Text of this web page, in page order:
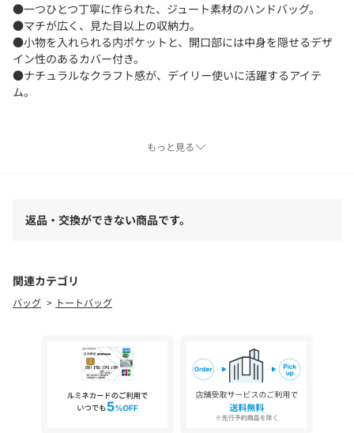
●一つひとつ丁寧に作られた、ジュート素材のハンドバッグ。
●マチが広く、見た目以上の収納力。
●小物を入れられる内ポケットと、開口部には中身を隠せるデザ
イン性のあるカバー付き。
●ナチュラルなクラフト感が、デイリー使いに活躍するアイテ
ム。
バングラデシュで黄金の糸と呼ばれる黄麻という植物繊維から作
作り手の思いも一緒に。かごと一緒に。
【お取り扱いの注意】
がございます。
・ジュートは毛羽（細かい繊維）が抜けやすい性質のため、使用
しているうちに繊維が抜けて散らばったり、衣類に付着すること
があります。
・素材に表れるネップは天然繊維ならではの味としてご理解下さ
もっと見る
返品・交換ができない商品です。
関連カテゴリ
バッグ トートバッグ